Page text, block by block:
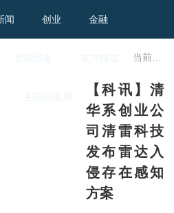
闻 创业 金融
【科讯】清
华系创业公
司清雷科技
发布雷达入
侵存在感知
方案